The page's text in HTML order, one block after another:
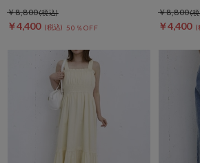
￥4,400 50％OFF
￥8,800
￥4,400
￥8,800